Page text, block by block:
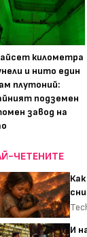
километра
и нито един
плутоний:
подземен
завод на
ЧЕТЕНИТЕ
И